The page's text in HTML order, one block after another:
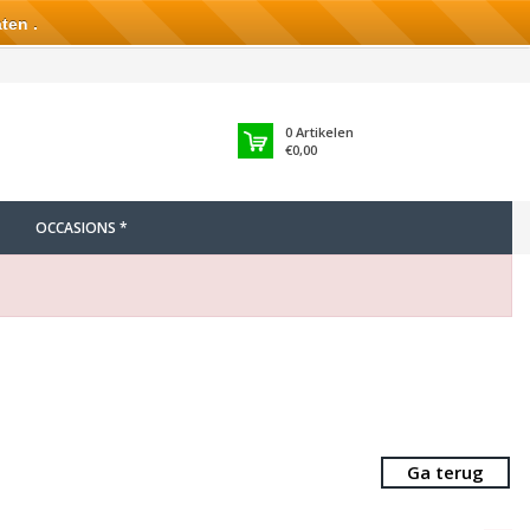
0Artikelen
€0,00
OCCASIONS *
Ga terug
.